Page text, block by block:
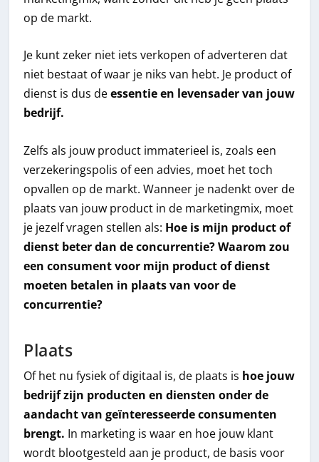
op de markt.
Je kunt zeker niet iets verkopen of adverteren dat
niet bestaat of waar je niks van hebt. Je product of
dienst is dus deessentie en levensader van jouw
bedrijf.
Zelfs als jouw product immaterieel is, zoals een
verzekeringspolis of een advies, moet het toch
opvallen op de markt. Wanneer je nadenkt over de
plaats van jouw product in de marketingmix, moet
je jezelf vragen stellen als: Hoe is mijn product of
dienst beter dan de concurrentie? Waarom zou
een consument voor mijn product of dienst
moeten betalen in plaats van voor de
concurrentie?
Plaats
Of het nu fysiek of digitaal is, de plaats is hoe jouw
bedrijf zijn producten en diensten onder de
aandacht van geïnteresseerde consumenten
brengt. In marketing is waar en hoe jouw klant
wordt blootgesteld aan je product, de basis voor